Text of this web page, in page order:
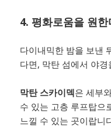
4. 평화로움을 원한
다이내믹한 밤을 보낸
다면, 막탄 섬에서 야
막탄 스카이덱은 세부
수 있는 고층 루프탑으
느낄 수 있는 곳이랍니